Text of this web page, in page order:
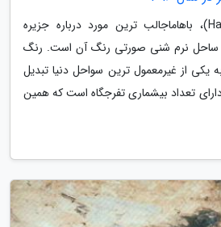
10. جزیره هاربور (Harbour)، باهاماجالب ترین مورد درباره جزیره
5 کیلومتری ساحل نرم شنی صورتی رنگ آن است. رنگ
یکی از غیرمعمول ترین سواحل دنیا تبدیل
تعداد بیشماری تفرجگاه است که همین